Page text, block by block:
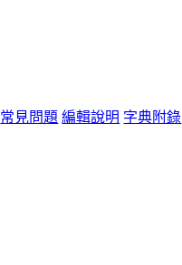
常見問題 編輯說明 字典附錄